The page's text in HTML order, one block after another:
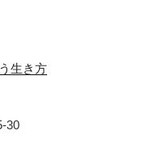
生き方
30